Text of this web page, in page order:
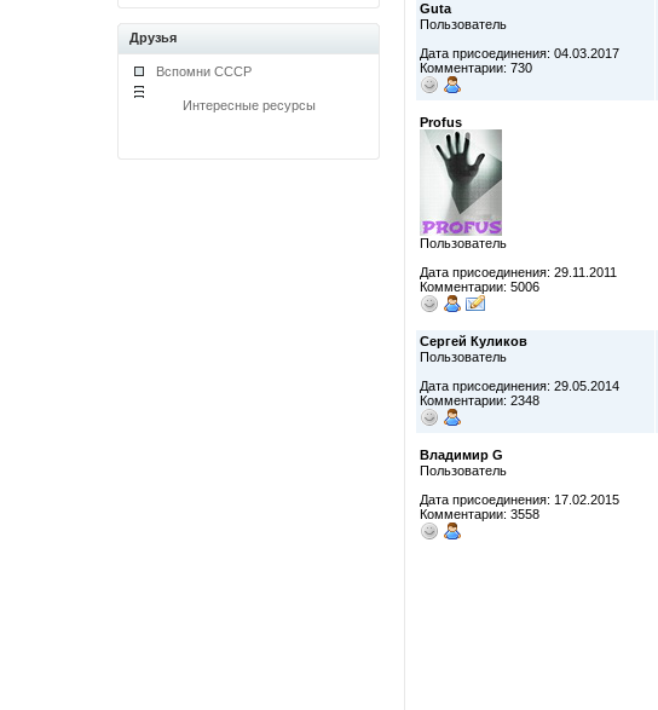
Друзья
Вспомни СССР
Интересные ресурсы
Guta
Пользователь
Дата присоединения: 04.03.2017
Комментарии: 730
Profus
Пользователь
Дата присоединения: 29.11.2011
Комментарии: 5006
Сергей Куликов
Пользователь
Дата присоединения: 29.05.2014
Комментарии: 2348
Владимир G
Пользователь
Дата присоединения: 17.02.2015
Комментарии: 3558